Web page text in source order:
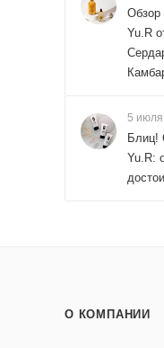
Обзор
Yu.R
5 июля
Блиц!
Yu.R:
О КОМПАНИИ